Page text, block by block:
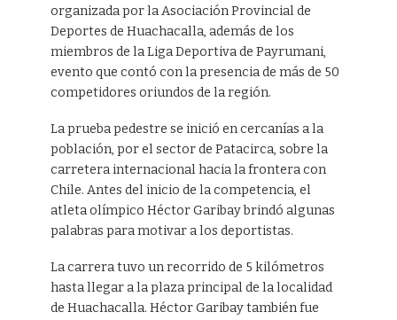
organizada por la Asociación Provincial de
Deportes de Huachacalla, además de los
miembros de la Liga Deportiva de Payrumani,
evento que contó con la presencia de más de 50
competidores oriundos de la región.
La prueba pedestre se inició en cercanías a la
población, por el sector de Patacirca, sobre la
carretera internacional hacia la frontera con
Chile. Antes del inicio de la competencia, el
atleta olímpico Héctor Garibay brindó algunas
palabras para motivar a los deportistas.
La carrera tuvo un recorrido de 5 kilómetros
hasta llegar a la plaza principal de la localidad
de Huachacalla. Héctor Garibay también fue